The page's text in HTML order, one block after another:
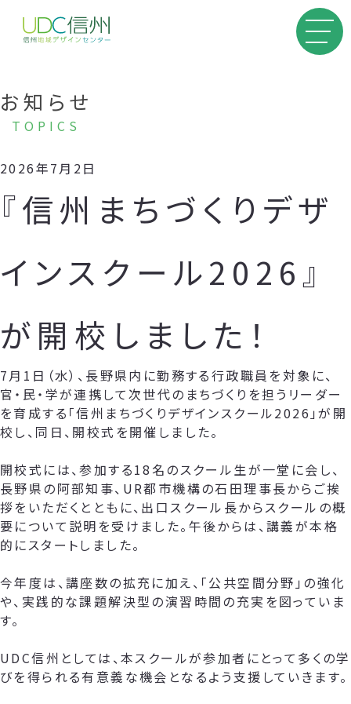
お知らせ
TOPICS
2026年7月2日
『信州まちづくりデザ
インスクール2026』
が開校しました！
7月1日（水）、長野県内に勤務する行政職員を対象に、
官・民・学が連携して次世代のまちづくりを担うリーダー
を育成する「信州まちづくりデザインスクール2026」が開
校し、同日、開校式を開催しました。
開校式には、参加する18名のスクール生が一堂に会し、
長野県の阿部知事、UR都市機構の石田理事長からご挨
拶をいただくとともに、出口スクール長からスクールの概
要について説明を受けました。午後からは、講義が本格
的にスタートしました。
今年度は、講座数の拡充に加え、「公共空間分野」の強化
や、実践的な課題解決型の演習時間の充実を図っていま
す。
UDC信州としては、本スクールが参加者にとって多くの学
びを得られる有意義な機会となるよう支援していきます。